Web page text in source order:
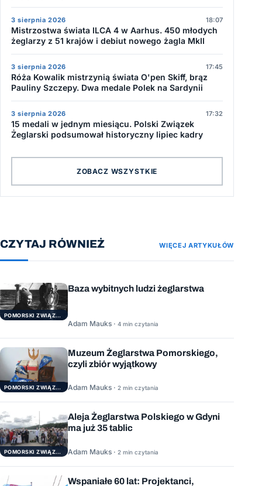
3 sierpnia 2026 18:07
Mistrzostwa świata ILCA 4 w Aarhus. 450 młodych
żeglarzy z 51 krajów i debiut nowego żagla MkII
3 sierpnia 2026 17:45
Róża Kowalik mistrzynią świata O'pen Skiff, brąz
Pauliny Szczepy. Dwa medale Polek na Sardynii
3 sierpnia 2026 17:32
15 medali w jednym miesiącu. Polski Związek
Żeglarski podsumował historyczny lipiec kadry
ZOBACZ WSZYSTKIE
CZYTAJ RÓWNIEŻ WIĘCEJ ARTYKUŁÓW
POMORSKI ZWIĄZEK ŻEGLARSKI
Baza wybitnych ludzi żeglarstwa
Adam Mauks · 4 min czytania
POMORSKI ZWIĄZEK ŻEGLARSKI
Muzeum Żeglarstwa Pomorskiego,
czyli zbiór wyjątkowy
Adam Mauks · 2 min czytania
POMORSKI ZWIĄZEK ŻEGLARSKI
Aleja Żeglarstwa Polskiego w Gdyni
ma już 35 tablic
Adam Mauks · 2 min czytania
Wspaniałe 60 lat: Projektanci,